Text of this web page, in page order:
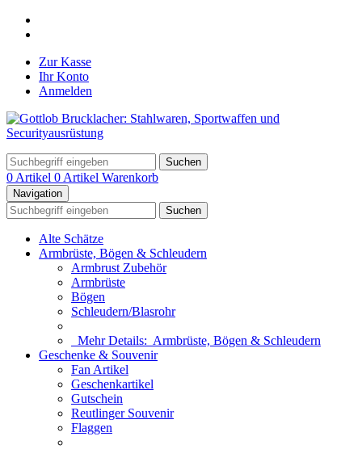
Zur Kasse
Ihr Konto
Anmelden
Suchen
0 Artikel 0 Artikel Warenkorb
Navigation
Suchen
Alte Schätze
Armbrüste, Bögen & Schleudern
Armbrust Zubehör
Armbrüste
Bögen
Schleudern/Blasrohr
Mehr Details: Armbrüste, Bögen & Schleudern
Geschenke & Souvenir
Fan Artikel
Geschenkartikel
Gutschein
Reutlinger Souvenir
Flaggen